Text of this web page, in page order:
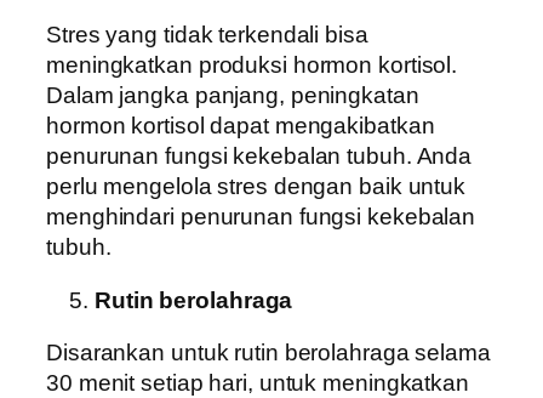
Stres yang tidak terkendali bisa
meningkatkan produksi hormon kortisol.
Dalam jangka panjang, peningkatan
hormon kortisol dapat mengakibatkan
penurunan fungsi kekebalan tubuh. Anda
perlu mengelola stres dengan baik untuk
menghindari penurunan fungsi kekebalan
tubuh.
Rutin berolahraga
Disarankan untuk rutin berolahraga selama
30 menit setiap hari, untuk meningkatkan